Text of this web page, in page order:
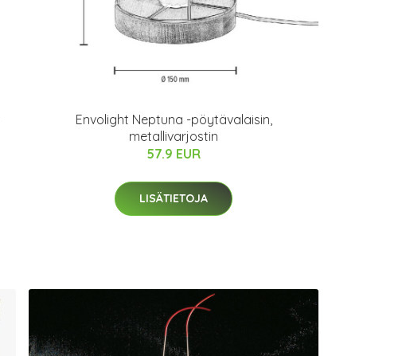
Envolight Neptuna -pöytävalaisin,
metallivarjostin
57.9 EUR
LISÄTIETOJA